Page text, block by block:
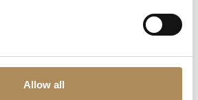
Allow all